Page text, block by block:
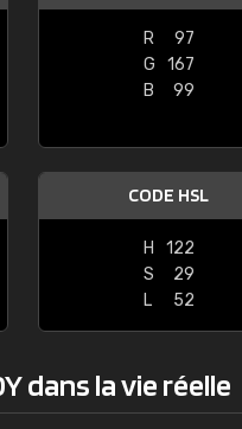
R
97
G
167
B
99
CODE HSL
H
122
S
29
L
52
dans la vie réelle